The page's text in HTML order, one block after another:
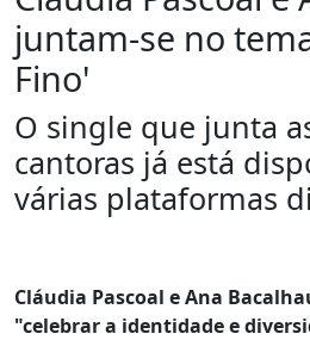
juntam-se no
Fino'
O single que junta
cantoras já está
várias plataformas
Cláudia Pascoal e Ana
"celebrar a identidade e